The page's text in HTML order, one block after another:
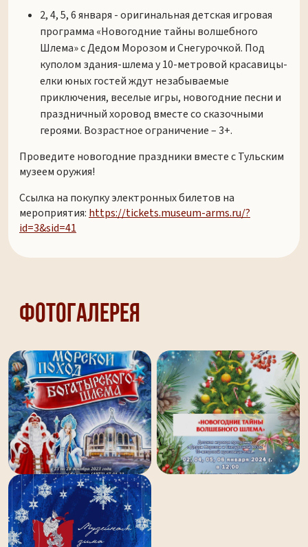
2, 4, 5, 6 января - оригинальная детская игровая
программа «Новогодние тайны волшебного
Шлема» с Дедом Морозом и Снегурочкой. Под
куполом здания-шлема у 10-метровой красавицы-
елки юных гостей ждут незабываемые
приключения, веселые игры, новогодние песни и
праздничный хоровод вместе со сказочными
героями. Возрастное ограничение – 3+.
Проведите новогодние праздники вместе с Тульским
музеем оружия!
Ссылка на покупку электронных билетов на
мероприятия: https://tickets.museum-arms.ru/?
id=3&sid=41
Фотогалерея